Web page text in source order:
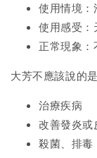
使用情境：
使用感受：
正常現象
大芳不應該說的是
治療疾病
改善發炎或
殺菌、排毒